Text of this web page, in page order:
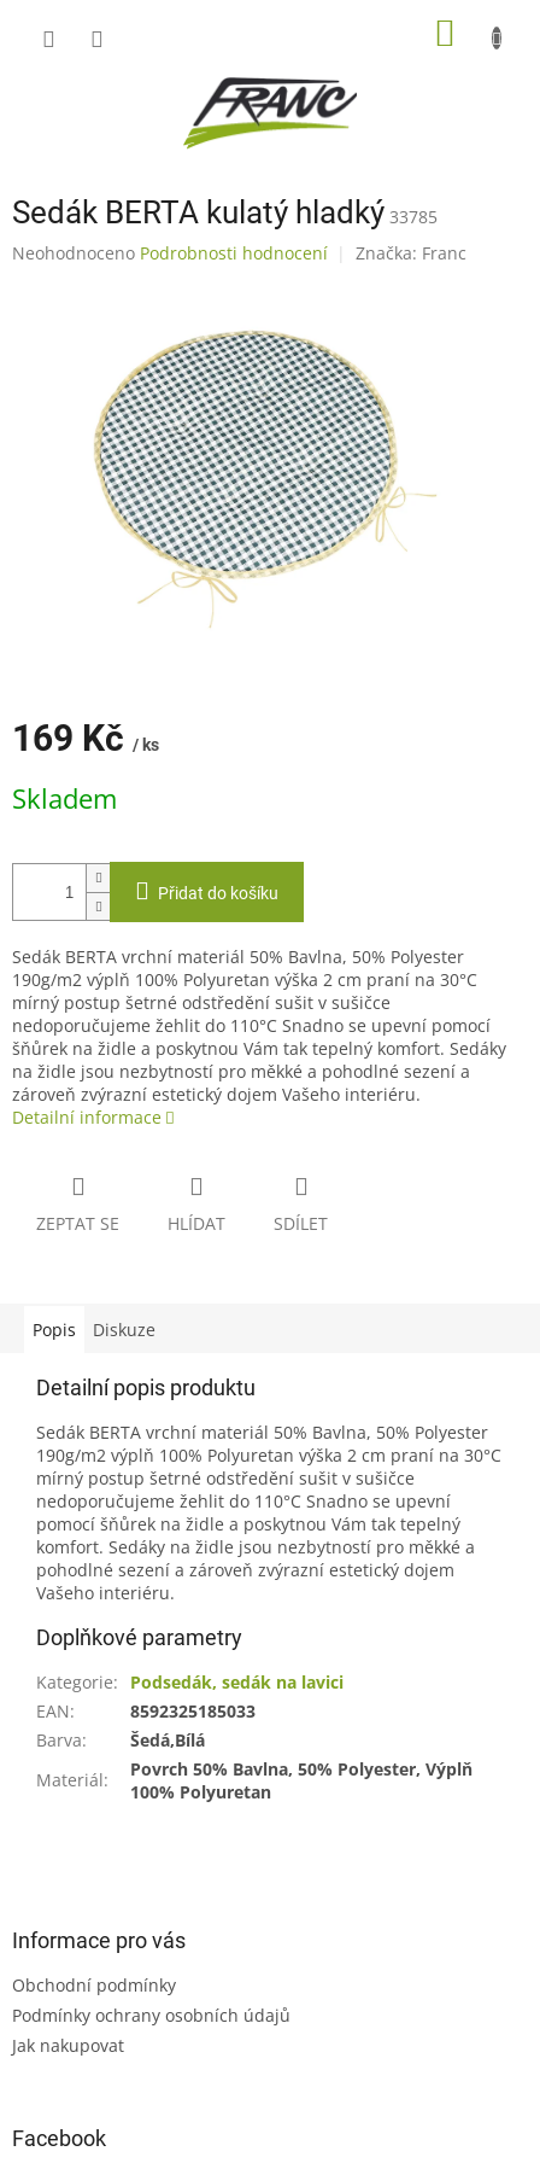
Sedák BERTA kulatý hladký 33785
Průměrné
Neohodnoceno Podrobnosti hodnocení Značka: Franc
169 Kč / ks
cena:
Skladem
Přidat do košíku
Sedák BERTA vrchní materiál 50% Bavlna, 50% Polyester
190g/m2 výplň 100% Polyuretan výška 2 cm praní na 30°C
mírný postup šetrné odstředění sušit v sušičce
nedoporučujeme žehlit do 110°C Snadno se upevní pomocí
šňůrek na židle a poskytnou Vám tak tepelný komfort. Sedáky
na židle jsou nezbytností pro měkké a pohodlné sezení a
zároveň zvýrazní estetický dojem Vašeho interiéru.
Detailní informace
ZEPTAT SE HLÍDAT SDÍLET
Popis Diskuze
Detailní popis produktu
Sedák BERTA vrchní materiál 50% Bavlna, 50% Polyester
190g/m2 výplň 100% Polyuretan výška 2 cm praní na 30°C
mírný postup šetrné odstředění sušit v sušičce
nedoporučujeme žehlit do 110°C Snadno se upevní
pomocí šňůrek na židle a poskytnou Vám tak tepelný
komfort. Sedáky na židle jsou nezbytností pro měkké a
pohodlné sezení a zároveň zvýrazní estetický dojem
Vašeho interiéru.
Doplňkové parametry
Kategorie:
Podsedák, sedák na lavici
EAN:
8592325185033
Barva:
Šedá,Bílá
Materiál:
Povrch 50% Bavlna, 50% Polyester, Výplň
100% Polyuretan
Informace pro vás
Obchodní podmínky
Podmínky ochrany osobních údajů
Jak nakupovat
Facebook